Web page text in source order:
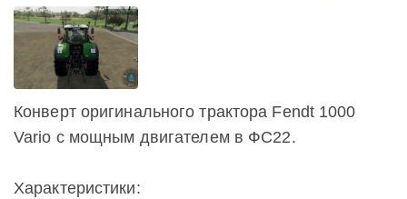
Конверт оригинального трактора Fendt 1000
Vario с мощным двигателем в ФС22.
Характеристики: